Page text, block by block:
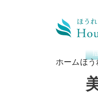
ホーム ほ